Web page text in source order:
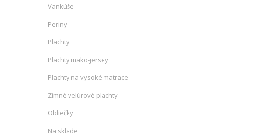
Vankúše
Periny
Plachty
Plachty mako-jersey
Plachty na vysoké matrace
Zimné velúrové plachty
Obliečky
Na sklade